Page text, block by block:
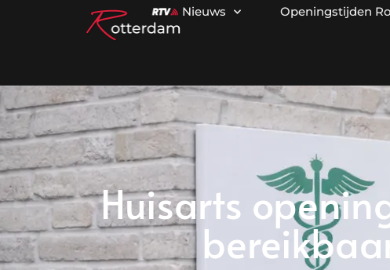
Nieuws Openingstijden
Huisarts